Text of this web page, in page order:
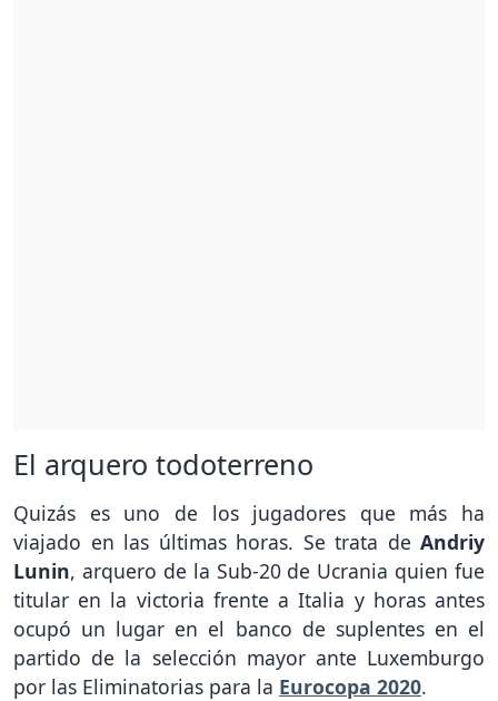
El arquero todoterreno
Quizás es uno de los jugadores que más ha
viajado en las últimas horas. Se trata de Andriy
Lunin, arquero de la Sub-20 de Ucrania quien fue
titular en la victoria frente a Italia y horas antes
ocupó un lugar en el banco de suplentes en el
partido de la selección mayor ante Luxemburgo
por las Eliminatorias para la Eurocopa 2020.